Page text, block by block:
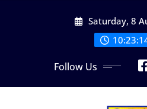
Saturday, 8
Follow Us